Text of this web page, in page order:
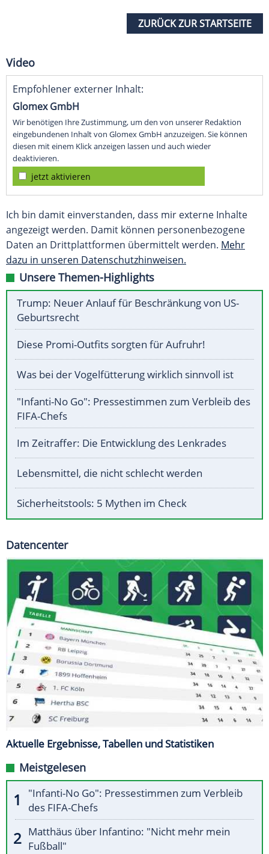
ZURÜCK ZUR STARTSEITE
Video
Empfohlener externer Inhalt:
Glomex GmbH
Wir benötigen Ihre Zustimmung, um den von unserer Redaktion
eingebundenen Inhalt von Glomex GmbH anzuzeigen. Sie können
diesen mit einem Klick anzeigen lassen und auch wieder
deaktivieren.
jetzt aktivieren
Ich bin damit einverstanden, dass mir externe Inhalte
angezeigt werden. Damit können personenbezogene
Daten an Drittplattformen übermittelt werden. Mehr
dazu in unseren Datenschutzhinweisen.
Unsere Themen-Highlights
Trump: Neuer Anlauf für Beschränkung von US-
Geburtsrecht
Diese Promi-Outfits sorgten für Aufruhr!
Was bei der Vogelfütterung wirklich sinnvoll ist
"Infanti-No Go": Pressestimmen zum Verbleib des
FIFA-Chefs
Im Zeitraffer: Die Entwicklung des Lenkrades
Lebensmittel, die nicht schlecht werden
Sicherheitstools: 5 Mythen im Check
Datencenter
Aktuelle Ergebnisse, Tabellen und Statistiken
Meistgelesen
"Infanti-No Go": Pressestimmen zum Verbleib
des FIFA-Chefs
Matthäus über Infantino: "Nicht mehr mein
Fußball"